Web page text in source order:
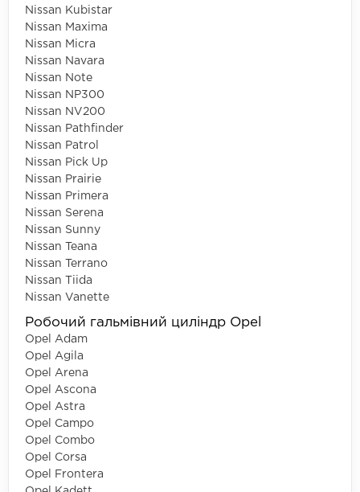
Nissan Kubistar
Nissan Maxima
Nissan Micra
Nissan Navara
Nissan Note
Nissan NP300
Nissan NV200
Nissan Pathfinder
Nissan Patrol
Nissan Pick Up
Nissan Prairie
Nissan Primera
Nissan Serena
Nissan Sunny
Nissan Teana
Nissan Terrano
Nissan Tiida
Nissan Vanette
Робочий гальмівний циліндр Opel
Opel Adam
Opel Agila
Opel Arena
Opel Ascona
Opel Astra
Opel Campo
Opel Combo
Opel Corsa
Opel Frontera